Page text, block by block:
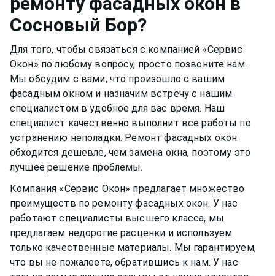
качество материала рамы или резину.
долгими тихими и теплыми годами.
Сосновый Бор?
Для того, чтобы связаться с компанией «Сервис
Окон» по любому вопросу, просто позвоните нам.
Мы обсудим с вами, что произошло с вашим
фасадным окном и назначим встречу с нашим
специалистом в удобное для вас время. Наш
специалист качественно выполнит все работы по
устранению неполадки. Ремонтфасадных окон
обходится дешевле, чем замена окна, поэтому это
лучшее решение проблемы.
Компания «Сервис Окон» предлагает множество
преимуществ по ремонту фасадных окон. У нас
работают специалисты высшего класса, мы
предлагаем недорогие расценки и используем
только качественные материалы. Мы гарантируем,
что вы не пожалеете, обратившись к нам. У нас